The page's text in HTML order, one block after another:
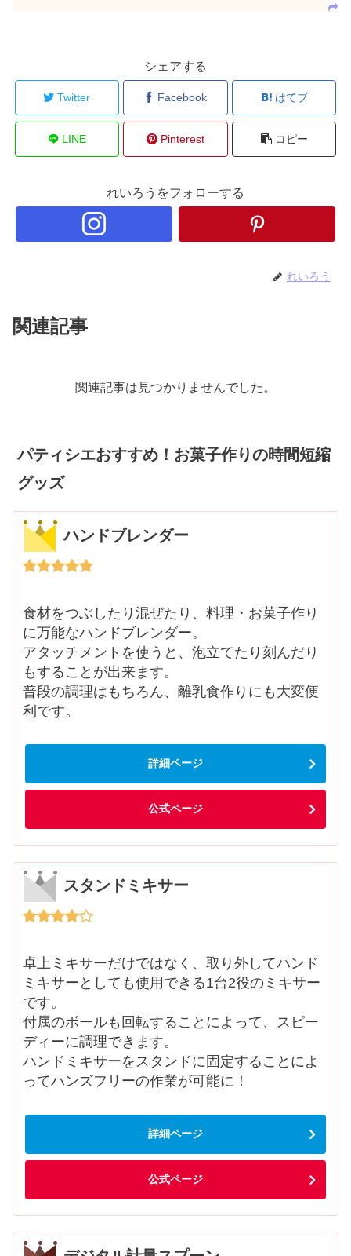
シェアする
Twitter Facebook はてブ
LINE Pinterest コピー
れいろうをフォローする
れいろう
関連記事
関連記事は見つかりませんでした。
パティシエおすすめ！お菓子作りの時間短縮
グッズ
ハンドブレンダー
食材をつぶしたり混ぜたり、料理・お菓子作り
に万能なハンドブレンダー。
アタッチメントを使うと、泡立てたり刻んだり
もすることが出来ます。
普段の調理はもちろん、離乳食作りにも大変便
利です。
詳細ページ
公式ページ
スタンドミキサー
卓上ミキサーだけではなく、取り外してハンド
ミキサーとしても使用できる1台2役のミキサー
です。
付属のボールも回転することによって、スピー
ディーに調理できます。
ハンドミキサーをスタンドに固定することによ
ってハンズフリーの作業が可能に！
詳細ページ
公式ページ